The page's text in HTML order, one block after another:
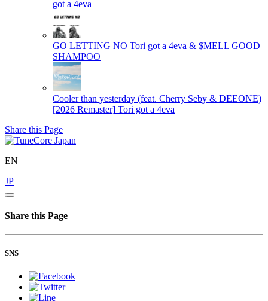
got a 4eva
GO LETTING NO Tori got a 4eva & $MELL GOOD
SHAMPOO
Cooler than yesterday (feat. Cherry Seby & DEEONE)
[2026 Remaster] Tori got a 4eva
Share this Page
EN
JP
Share this Page
SNS